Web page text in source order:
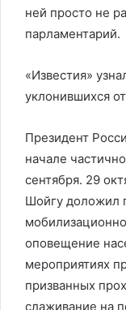
ней просто не
парламентарий.
«Известия»
уклонившихся
Президент
начале
сентября. 29
Шойгу доложил
оповещение
мероприятиях
призванных
слаживание на